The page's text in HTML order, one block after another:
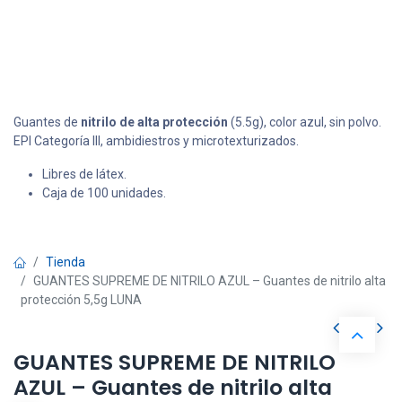
Guantes de nitrilo de alta protección (5.5g), color azul, sin polvo.
EPI Categoría III, ambidiestros y microtexturizados.
Libres de látex.
Caja de 100 unidades.
Tienda
GUANTES SUPREME DE NITRILO AZUL – Guantes de nitrilo alta
protección 5,5g LUNA
GUANTES SUPREME DE NITRILO
AZUL – Guantes de nitrilo alta